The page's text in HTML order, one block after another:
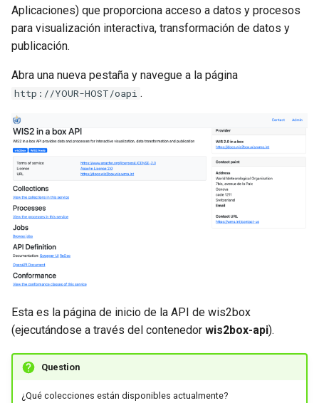
Aplicaciones) que proporciona acceso a datos y procesos
para visualización interactiva, transformación de datos y
publicación.
Abra una nueva pestaña y navegue a la página
http://YOUR-HOST/oapi .
Esta es la página de inicio de la API de wis2box
(ejecutándose a través del contenedor wis2box-api).
Question
¿Qué colecciones están disponibles actualmente?